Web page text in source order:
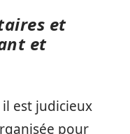
et
et
est judicieux
pour